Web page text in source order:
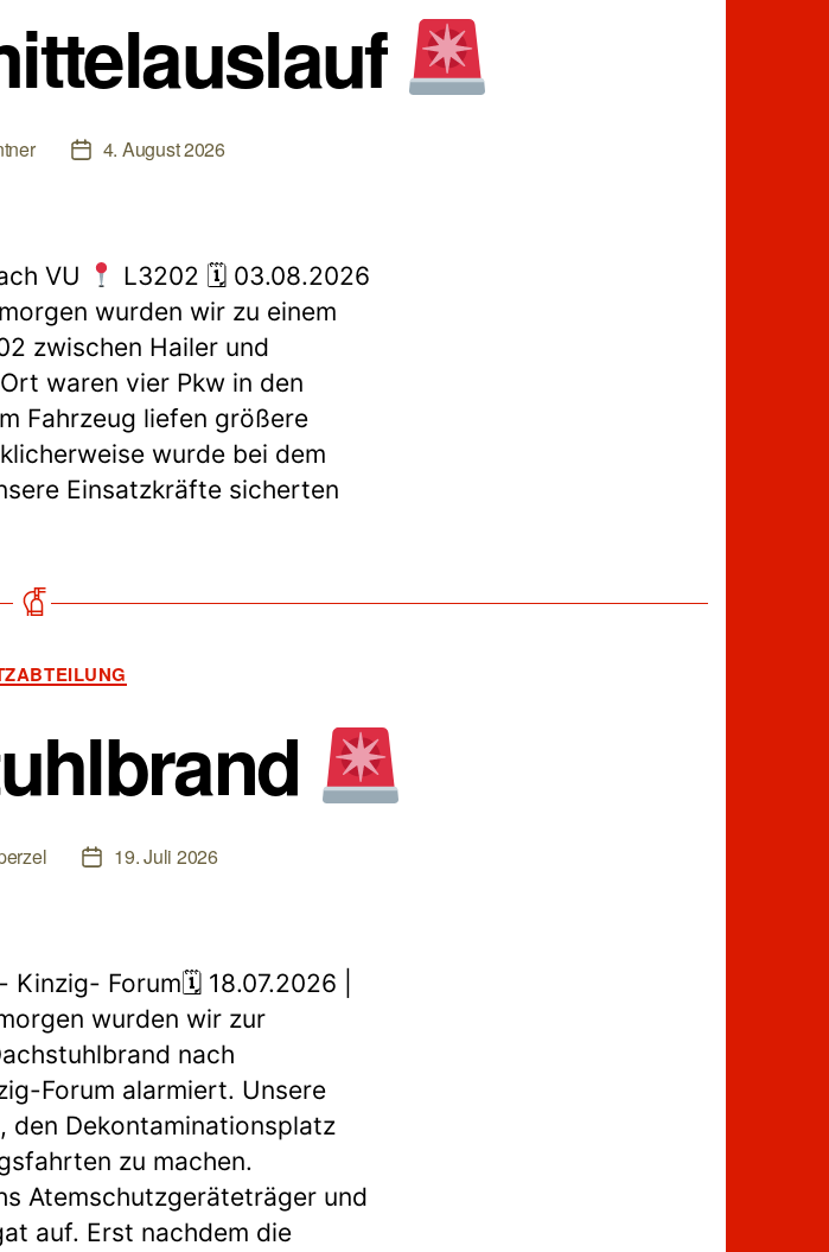
Beitragsdatum
4. August 2026
VU
L3202 🗓 03.08.2026
wurden wir zu einem
zwischen Hailer und
waren vier Pkw in den
Fahrzeug liefen größere
wurde bei dem
Einsatzkräfte sicherten
Beitragsdatum
19. Juli 2026
Kinzig- Forum🗓 18.07.2026 |
wurden wir zur
nach
Forum alarmiert. Unsere
den Dekontaminationsplatz
zu machen.
Atemschutzgeräteträger und
auf. Erst nachdem die